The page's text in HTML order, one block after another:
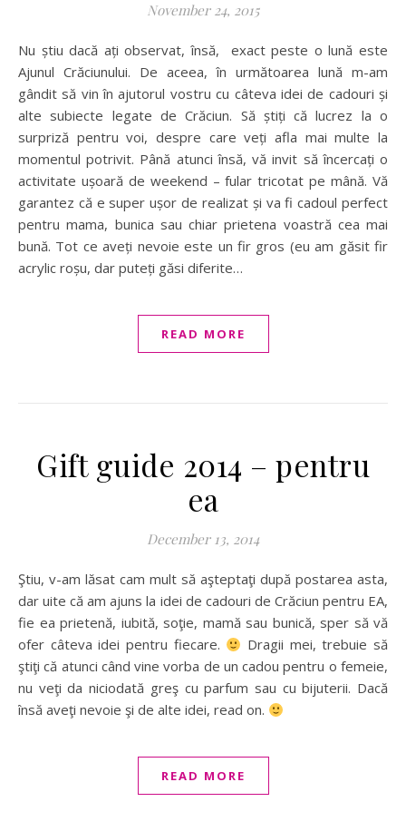
November 24, 2015
Nu știu dacă ați observat, însă, exact peste o lună este
Ajunul Crăciunului. De aceea, în următoarea lună m-am
gândit să vin în ajutorul vostru cu câteva idei de cadouri și
alte subiecte legate de Crăciun. Să știți că lucrez la o
surpriză pentru voi, despre care veți afla mai multe la
momentul potrivit. Până atunci însă, vă invit să încercați o
activitate ușoară de weekend – fular tricotat pe mână. Vă
garantez că e super ușor de realizat și va fi cadoul perfect
pentru mama, bunica sau chiar prietena voastră cea mai
bună. Tot ce aveți nevoie este un fir gros (eu am găsit fir
acrylic roșu, dar puteți găsi diferite…
READ MORE
Gift guide 2014 – pentru
ea
December 13, 2014
Ştiu, v-am lăsat cam mult să aşteptaţi după postarea asta,
dar uite că am ajuns la idei de cadouri de Crăciun pentru EA,
fie ea prietenă, iubită, soţie, mamă sau bunică, sper să vă
ofer câteva idei pentru fiecare.
Dragii mei, trebuie să
ştiţi că atunci când vine vorba de un cadou pentru o femeie,
nu veţi da niciodată greş cu parfum sau cu bijuterii. Dacă
însă aveţi nevoie şi de alte idei, read on.
READ MORE